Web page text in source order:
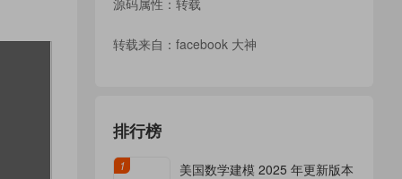
源码属性：转载
转载来自： facebook 大神
排行榜
1
美国数学建模 2025 年更新版本